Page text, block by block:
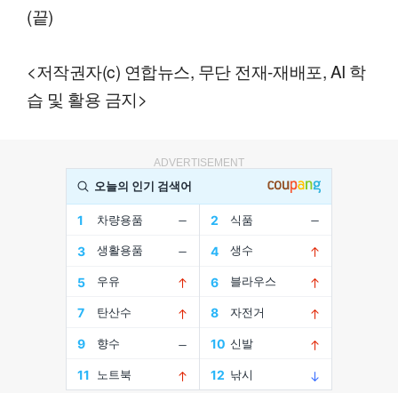
(끝)
<저작권자(c) 연합뉴스, 무단 전재-재배포, AI 학
습 및 활용 금지>
ADVERTISEMENT